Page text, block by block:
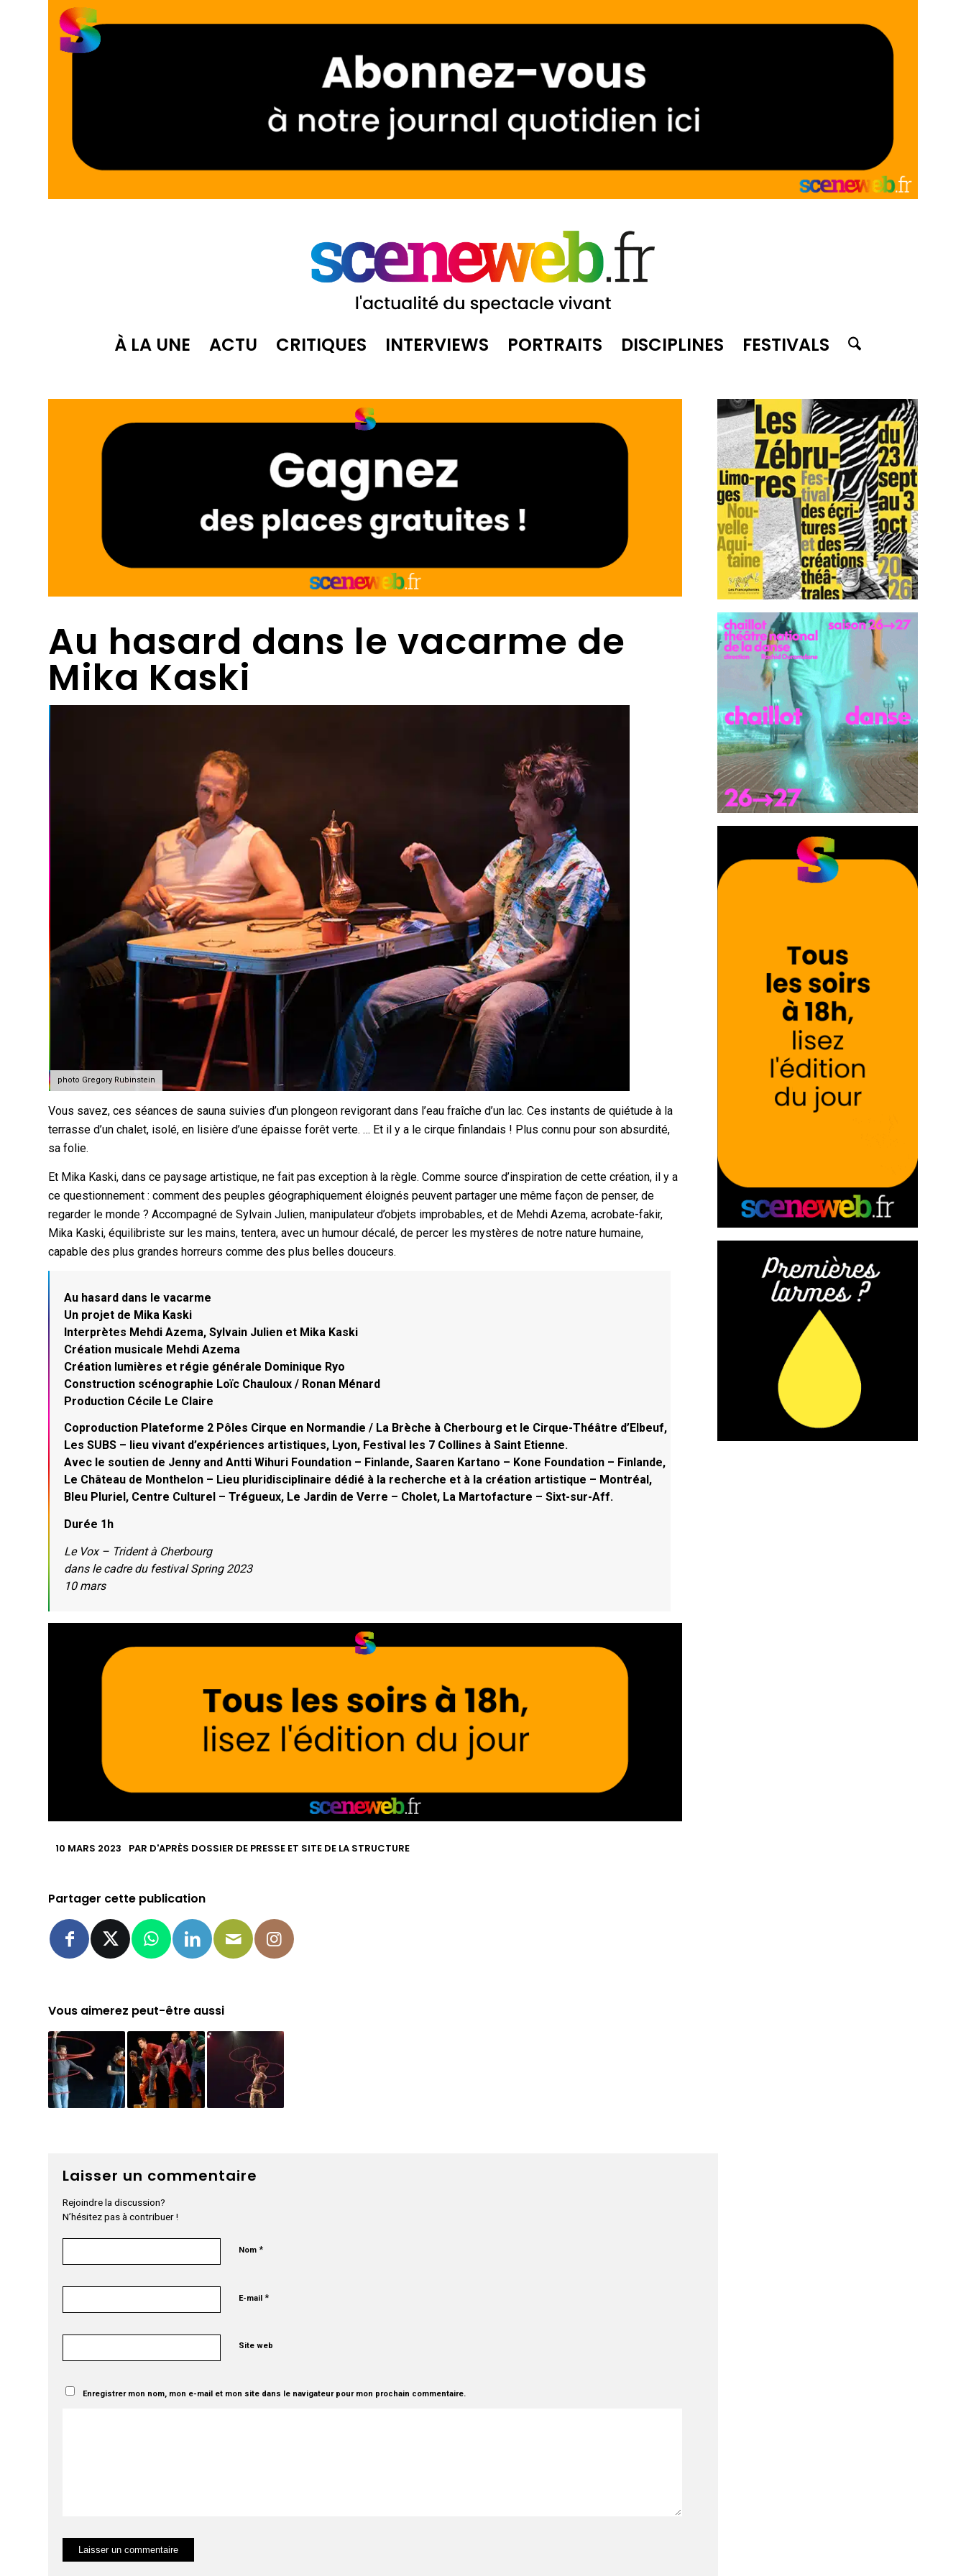
À LA UNE ACTU CRITIQUES INTERVIEWS PORTRAITS DISCIPLINES FESTIVALS
Au hasard dans le vacarme de
Mika Kaski
photo Gregory Rubinstein
Vous savez, ces séances de sauna suivies d’un plongeon revigorant dans l’eau fraîche d’un lac. Ces instants de quiétude à la
terrasse d’un chalet, isolé, en lisière d’une épaisse forêt verte. … Et il y a le cirque finlandais ! Plus connu pour son absurdité,
sa folie.
Et Mika Kaski, dans ce paysage artistique, ne fait pas exception à la règle. Comme source d’inspiration de cette création, il y a
ce questionnement : comment des peuples géographiquement éloignés peuvent partager une même façon de penser, de
regarder le monde ? Accompagné de Sylvain Julien, manipulateur d’objets improbables, et de Mehdi Azema, acrobate-fakir,
Mika Kaski, équilibriste sur les mains, tentera, avec un humour décalé, de percer les mystères de notre nature humaine,
capable des plus grandes horreurs comme des plus belles douceurs.
Au hasard dans le vacarme
Un projet de Mika Kaski
Interprètes Mehdi Azema, Sylvain Julien et Mika Kaski
Création musicale Mehdi Azema
Création lumières et régie générale Dominique Ryo
Construction scénographie Loïc Chauloux / Ronan Ménard
Production Cécile Le Claire
Coproduction Plateforme 2 Pôles Cirque en Normandie / La Brèche à Cherbourg et le Cirque-Théâtre d’Elbeuf,
Les SUBS – lieu vivant d’expériences artistiques, Lyon, Festival les 7 Collines à Saint Etienne.
Avec le soutien de Jenny and Antti Wihuri Foundation – Finlande, Saaren Kartano – Kone Foundation – Finlande,
Le Château de Monthelon – Lieu pluridisciplinaire dédié à la recherche et à la création artistique – Montréal,
Bleu Pluriel, Centre Culturel – Trégueux, Le Jardin de Verre – Cholet, La Martofacture – Sixt-sur-Aff.
Durée 1h
Le Vox – Trident à Cherbourg
dans le cadre du festival Spring 2023
10 mars
10 MARS 2023 PAR D'APRÈS DOSSIER DE PRESSE ET SITE DE LA STRUCTURE
Partager cette publication
Vous aimerez peut-être aussi
Laisser un commentaire
Rejoindre la discussion?
N’hésitez pas à contribuer !
Nom*
E-mail*
Site web
Enregistrer mon nom, mon e-mail et mon site dans le navigateur pour mon prochain commentaire.